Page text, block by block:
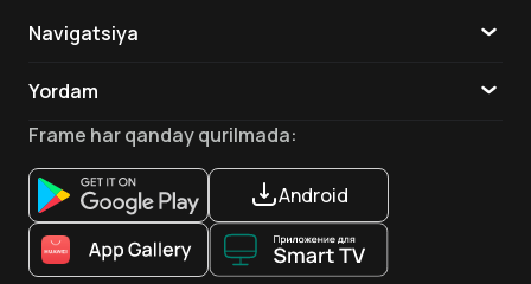
Navigatsiya
Yordam
Aloqa
Ilovalar
Frame har qanday qurilmada:
Android